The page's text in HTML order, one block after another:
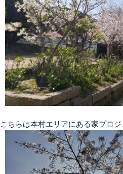
こちらは本村エリアにある家プロ